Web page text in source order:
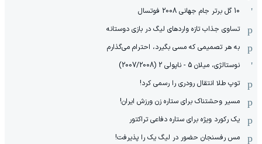
10 گل برتر جام جهانی 2008 فوتسال
تساوی جذاب تازه واردهای لیگ در بازی دوستانه
به هر تصمیمی که مسی بگیرد، احترام می‌گذارم
نوستالژی، میلان 5 - ناپولی 2 (2007/2008)
توپ طلا انتقال رودری را رسمی کرد!
مسیر وحشتناک برای ستاره زن ورزش ایران!
یک رکورد ویژه برای ستاره دفاعی تراکتور
مس رفسنجان حضور در لیگ یک را پذیرفت!